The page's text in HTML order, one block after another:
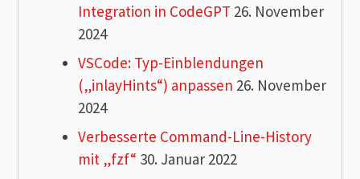
Integration in CodeGPT 26. November
2024
VSCode: Typ-Einblendungen
(„inlayHints“) anpassen 26. November
2024
Verbesserte Command-Line-History
mit „fzf“ 30. Januar 2022